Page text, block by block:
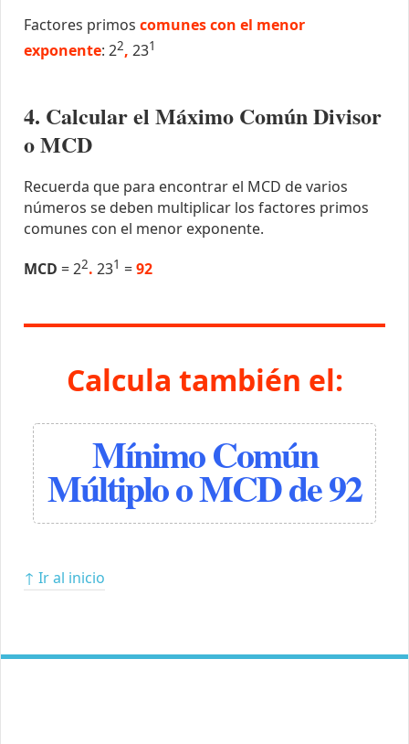
Factores primos comunes con el menor
exponente: 22, 231
4. Calcular el Máximo Común Divisor
o MCD
Recuerda que para encontrar el MCD de varios
números se deben multiplicar los factores primos
comunes con el menor exponente.
MCD = 22. 231 =92
Calcula también el:
Mínimo Común
Múltiplo o MCD de 92
↑ Ir al inicio